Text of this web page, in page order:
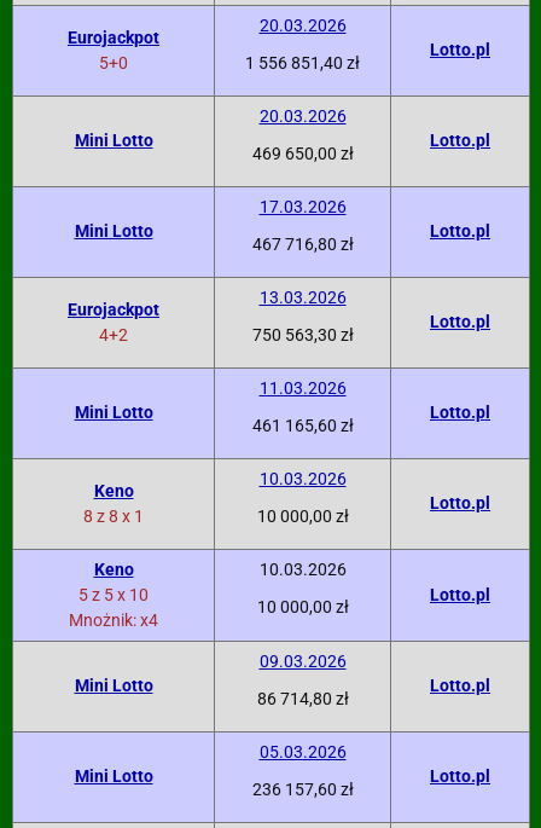
Eurojackpot
5+0
20.03.2026
1 556 851,40 zł
Lotto.pl
Mini Lotto
20.03.2026
469 650,00 zł
Lotto.pl
Mini Lotto
17.03.2026
467 716,80 zł
Lotto.pl
Eurojackpot
4+2
13.03.2026
750 563,30 zł
Lotto.pl
Mini Lotto
11.03.2026
461 165,60 zł
Lotto.pl
Keno
8 z 8 x 1
10.03.2026
10 000,00 zł
Lotto.pl
Keno
5 z 5 x 10
Mnożnik: x4
10.03.2026
10 000,00 zł
Lotto.pl
Mini Lotto
09.03.2026
86 714,80 zł
Lotto.pl
Mini Lotto
05.03.2026
236 157,60 zł
Lotto.pl